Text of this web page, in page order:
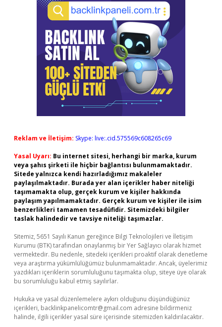
Reklam ve İletişim: Skype: live:.cid.575569c608265c69
Yasal Uyarı: Bu internet sitesi, herhangi bir marka, kurum
veya şahıs şirketi ile hiçbir bağlantısı bulunmamaktadır.
Sitede yalnızca kendi hazırladığımız makaleler
paylaşılmaktadır. Burada yer alan içerikler haber niteliği
taşımamakta olup, gerçek kurum ve kişiler hakkında
paylaşım yapılmamaktadır. Gerçek kurum ve kişiler ile isim
benzerlikleri tamamen tesadüfidir. Sitemizdeki bilgiler
taslak halindedir ve tavsiye niteliği taşımazlar.
Sitemiz, 5651 Sayılı Kanun gereğince Bilgi Teknolojileri ve İletişim
Kurumu (BTK) tarafından onaylanmış bir Yer Sağlayıcı olarak hizmet
vermektedir. Bu nedenle, sitedeki içerikleri proaktif olarak denetleme
veya araştırma yükümlülüğümüz bulunmamaktadır. Ancak, üyelerimiz
yazdıkları içeriklerin sorumluluğunu taşımakta olup, siteye üye olarak
bu sorumluluğu kabul etmiş sayılırlar.
Hukuka ve yasal düzenlemelere aykırı olduğunu düşündüğünüz
içerikleri, backlinkpanelicomtr@gmail.com adresine bildirmeniz
halinde, ilgili içerikler yasal süre içerisinde sitemizden kaldırılacaktır.